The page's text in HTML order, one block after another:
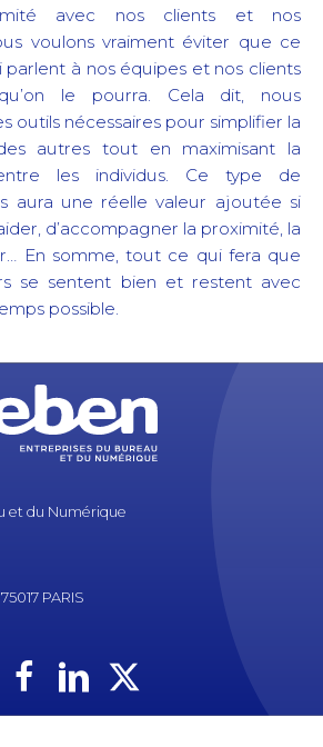
avec nos clients et nos
voulons vraiment éviter que ce
à nos équipes et nos clients
le pourra. Cela dit, nous
outils nécessaires pour simplifier la
autres tout en maximisant la
les individus. Ce type de
aura une réelle valeur ajoutée si
d’accompagner la proximité, la
En somme, tout ce qui fera que
se sentent bien et restent avec
possible.
et du Numérique
PARIS